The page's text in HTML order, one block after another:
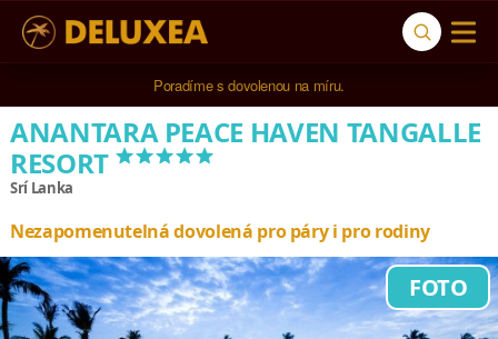
Poradíme s dovolenou na míru.
5* cestovní kancelář na luxusní dovolenou od 100.000 Kč.
ANANTARA PEACE HAVEN TANGALLE
RESORT*****
Srí Lanka
Nezapomenutelná dovolená pro páry i pro rodiny
FOTO